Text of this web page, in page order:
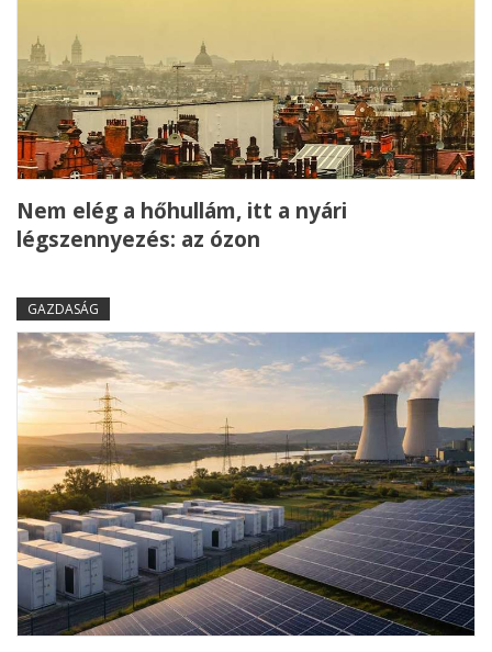
Nem elég a hőhullám, itt a nyári
légszennyezés: az ózon
GAZDASÁG